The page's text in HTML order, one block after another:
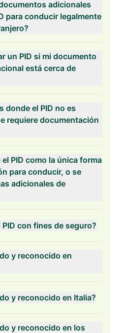
adicionales
para conducir legalmente
un PID si mi documento
está cerca de
donde el PID no es
requiere documentación
PID como la única forma
para conducir, o se
adicionales de
con fines de seguro?
y reconocido en
y reconocido en Italia?
y reconocido en los